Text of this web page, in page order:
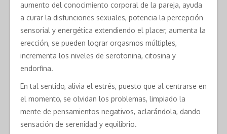
aumento del conocimiento corporal de la pareja, ayuda
a curar la disfunciones sexuales, potencia la percepción
sensorial y energética extendiendo el placer, aumenta la
erección, se pueden lograr orgasmos múltiples,
incrementa los niveles de serotonina, citosina y
endorfina.
En tal sentido, alivia el estrés, puesto que al centrarse en
el momento, se olvidan los problemas, limpiado la
mente de pensamientos negativos, aclarándola, dando
sensación de serenidad y equilibrio.